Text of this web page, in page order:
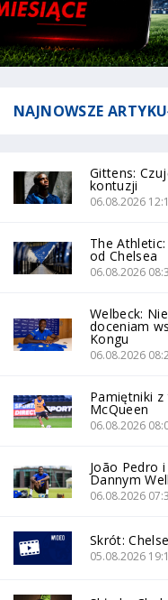
NAJNOWSZE
Gittens:
kontuzji
06.08.2026
The
od Chelsea
06.08.2026
Welbeck:
doceniam
Kongu
06.08.2026
Pamiętniki
McQueen
06.08.2026
João Pedro
Dannym
06.08.2026
Skrót:
05.08.2026